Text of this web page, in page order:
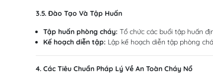
3.5. Đào Tạo Và Tập Huấn
Tập huấn phòng cháy: Tổ chức các buổi tập huấn
Kế hoạch diễn tập: Lập kế hoạch diễn tập phòng
4. Các Tiêu Chuẩn Pháp Lý Về An Toàn Cháy Nổ